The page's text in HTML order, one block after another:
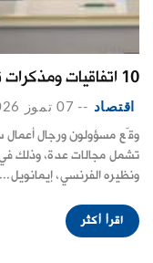
10 اتفاقيات ومذكرات تفاهم بين سوريا وفرنسا.. ما هي؟
اقتصاد -- 07 تموز 2026
تشمل مجالات عدة، وذلك
ونظيره الفرنسي، إيمانويل...
اقرأ أكثر